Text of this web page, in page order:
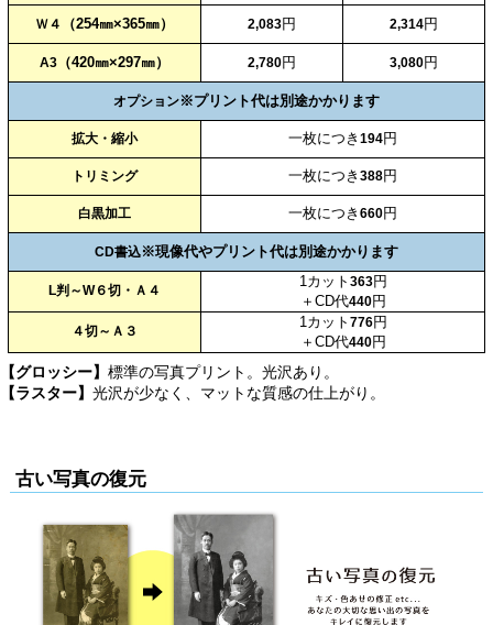
Ｗ４ （254㎜×365㎜） 2,083円 2,314円
A3 （420㎜×297㎜） 2,780円 3,080円
オプション※プリント代は別途かかります
拡大・縮小 一枚につき 194円
トリミング 一枚につき 388円
白黒加工 一枚につき 660円
CD書込※現像代やプリント代は別途かかります
L判～W６切・Ａ４
1カット 363円
＋CD代440円
４切～Ａ３
1カット 776円
＋CD代440円
【グロッシー】 標準の写真プリント。光沢あり。
【ラスター】 光沢が少なく、マットな質感の仕上がり。
古い写真の復元